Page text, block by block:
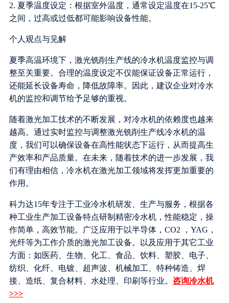
2. 夏季温度设定：根据室外温度，通常设定温度在15-25℃
之间，过高或过低都可能影响设备性能。
个人观点与见解
夏季高温环境下，激光铣削生产线的冷水机温度监控与调
整至关重要。合理的温度设定不仅能保证设备正常运行，
还能延长设备寿命，降低故障率。因此，建议企业对冷水
机的监控和调节给予足够的重视。
随着激光加工技术的不断发展，对冷水机的依赖度也越来
越高。通过实时监控与调整激光铣削生产线冷水机的温
度，我们可以确保设备在高性能状态下运行，从而提高生
产效率和产品质量。在未来，随着技术的进一步发展，我
们有理由相信，冷水机在激光加工领域将发挥更加重要的
作用。
科力达15年专注于工业冷水机研发、生产与服务，根据各
种工业生产加工设备特点研制精密冷水机，性能稳定，操
作简单，高效节能。广泛应用于以半导体，CO2 ，YAG，
光纤等为工作介质的激光加工设备。以及应用于其它工业
方面：如医药、生物、化工、食品、饮料、塑胶、电子、
纺织、化纤、电镀、超声波、机械加工、特种铸造、焊
接、造纸、复合材料、水处理、印刷等行业。 咨询冷水机
>>>